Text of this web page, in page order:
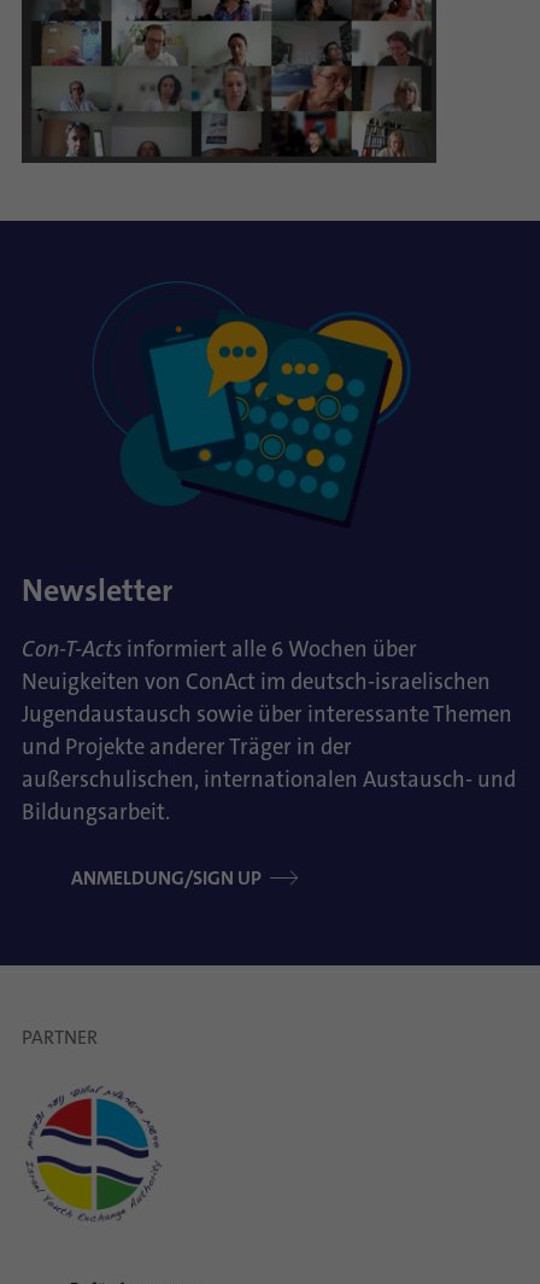
Newsletter
Con-T-Acts informiert alle 6 Wochen über
Neuigkeiten von ConAct im deutsch-israelischen
Jugendaustausch sowie über interessante Themen
und Projekte anderer Träger in der
außerschulischen, internationalen Austausch- und
Bildungsarbeit.
ANMELDUNG/SIGN UP
PARTNER